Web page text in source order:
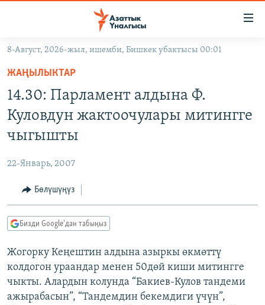
Навигацияга
өтүңүз
салыңыз
МАДАНИЯТ
УКРАИНА
ТВ ПРОГРАММАЛАР
БҮГҮН АЗАТТЫКТА
ДАНИСТЕ
ЭЖЕ-СИҢДИЛЕР
АЗАТТЫК+
ПОДКАСТ
ОНЛАЙН ШЕРИНЕ
8-Август, 2026-жыл, ишемби, Бишкек убактысы 00:01
ЖАҢЫЛЫКТАР
14.30: Парламент алдына Ф.
Куловдун жактоочулары митингге
чыгышты
22-Январь, 2007
Бөлүшүңүз
Бизди Google'дан табыңыз
Жогорку Кеңештин алдына азыркы өкмөттү
колдогон ураандар менен 50дөй киши митингге
чыкты. Алардын колунда “Бакиев-Кулов тандеми
ажырабасын”, “Тандемдин бекемдиги үчүн”,